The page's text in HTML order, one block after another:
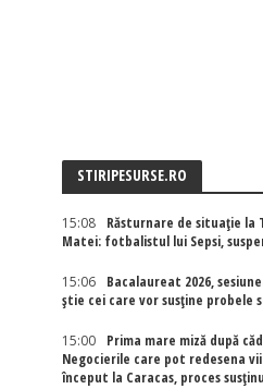
STIRIPESURSE.RO
15:08
Răsturnare de situație la
Matei: fotbalistul lui Sepsi,
15:06
Bacalaureat 2026,
știe cei care vor susține probele
15:00
Prima mare miză după
Negocierile care pot redesena
început la Caracas, proces